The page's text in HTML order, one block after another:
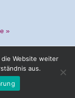
»
Website weiter
aus.